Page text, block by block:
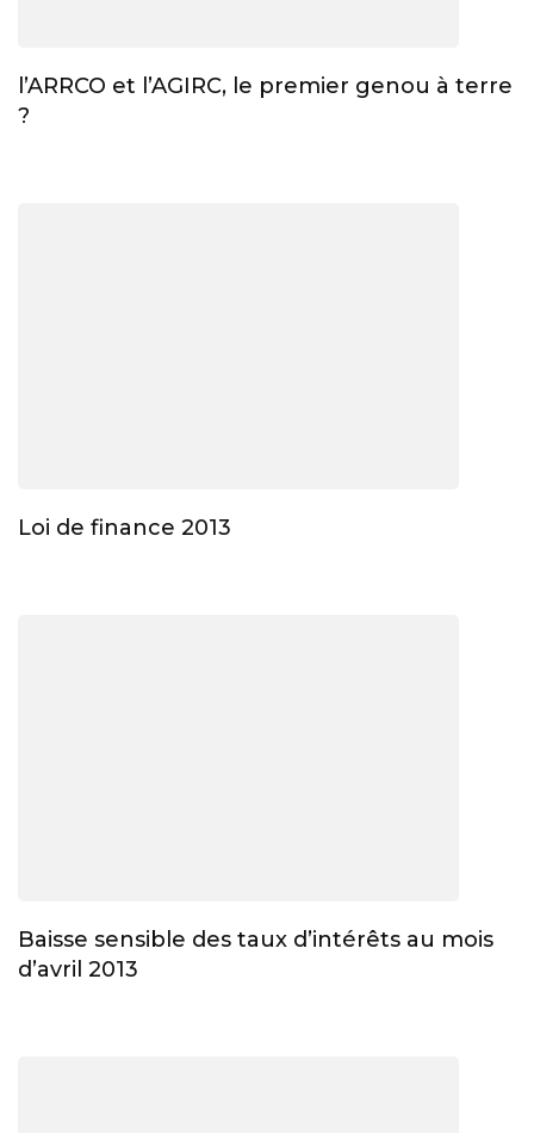
l’ARRCO et l’AGIRC, le premier genou à terre
?
Loi de finance 2013
Baisse sensible des taux d’intérêts au mois
d’avril 2013